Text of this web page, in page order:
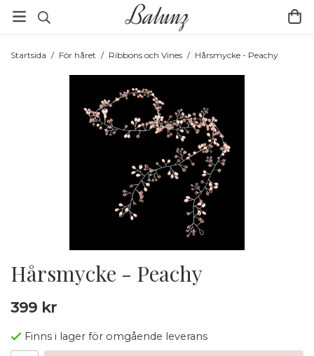
Startsida / För håret / Ribbons och Vines / Hårsmycke - Peachy
Hårsmycke - Peachy
399 kr
Finns i lager för omgående leverans